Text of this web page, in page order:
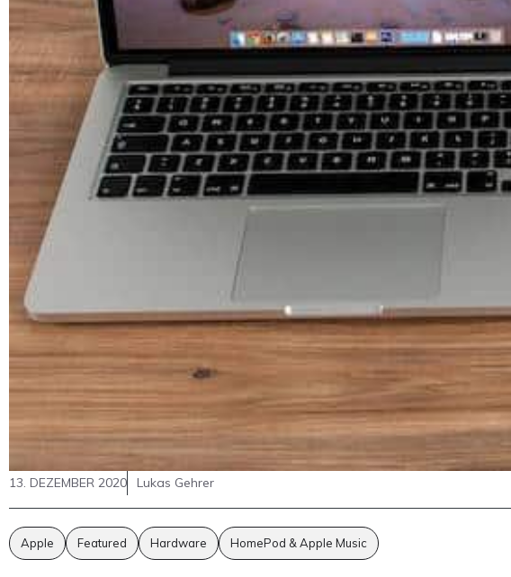
13. DEZEMBER 2020 Lukas Gehrer
Apple Featured Hardware HomePod & Apple Music